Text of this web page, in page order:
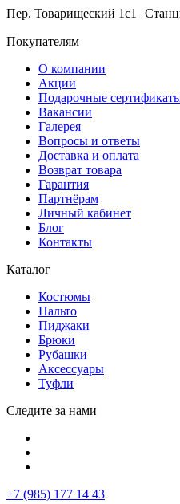
Пер. Товарищеский 1с1
Покупателям
О компании
Акции
Подарочные
Вакансии
Галерея
Вопросы и ответы
Доставка и оплата
Возврат товара
Гарантия
Партнёрам
Личный кабинет
Блог
Контакты
Каталог
Костюмы
Пальто
Пиджаки
Брюки
Рубашки
Аксессуары
Туфли
Следите за нами
+7 (985) 177 14 43